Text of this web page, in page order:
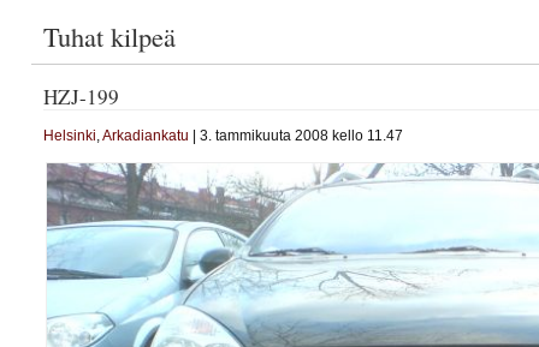
Tuhat kilpeä
HZJ-199
Helsinki Arkadiankatu | 3. tammikuuta 2008 kello 11.47